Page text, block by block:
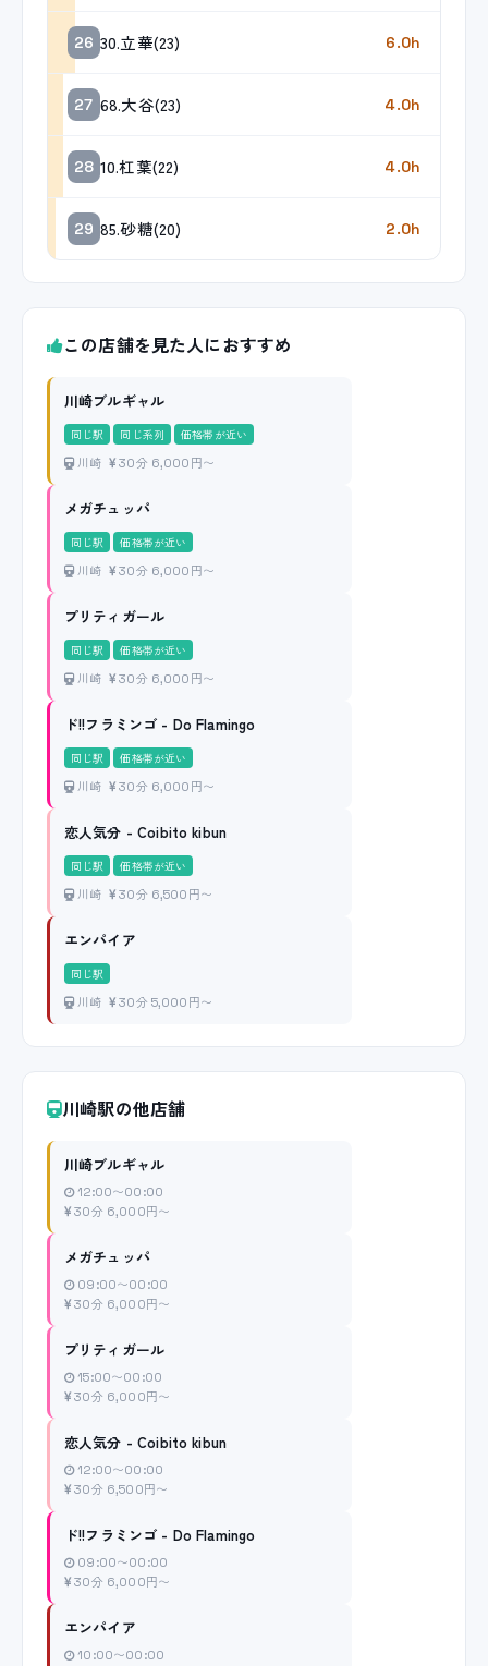
26 30.立華(23) 6.0h
27 68.大谷(23) 4.0h
28 10.杠葉(22) 4.0h
29 85.砂糖(20) 2.0h
この店舗を見た人におすすめ
川崎ブルギャル
同じ駅 同じ系列 価格帯が近い
川崎 30分 6,000円〜
メガチュッパ
同じ駅 価格帯が近い
川崎 30分 6,000円〜
プリティガール
同じ駅 価格帯が近い
川崎 30分 6,000円〜
ド!!フラミンゴ - Do Flamingo
同じ駅 価格帯が近い
川崎 30分 6,000円〜
恋人気分 - Coibito kibun
同じ駅 価格帯が近い
川崎 30分 6,500円〜
エンパイア
同じ駅
川崎 30分 5,000円〜
川崎駅の他店舗
川崎ブルギャル
12:00〜00:00
30分 6,000円〜
メガチュッパ
09:00〜00:00
30分 6,000円〜
プリティガール
15:00〜00:00
30分 6,000円〜
恋人気分 - Coibito kibun
12:00〜00:00
30分 6,500円〜
ド!!フラミンゴ - Do Flamingo
09:00〜00:00
30分 6,000円〜
エンパイア
10:00〜00:00